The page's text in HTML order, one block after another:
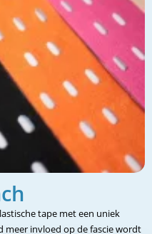
tape met een uniek
invloed op de fascie wordt